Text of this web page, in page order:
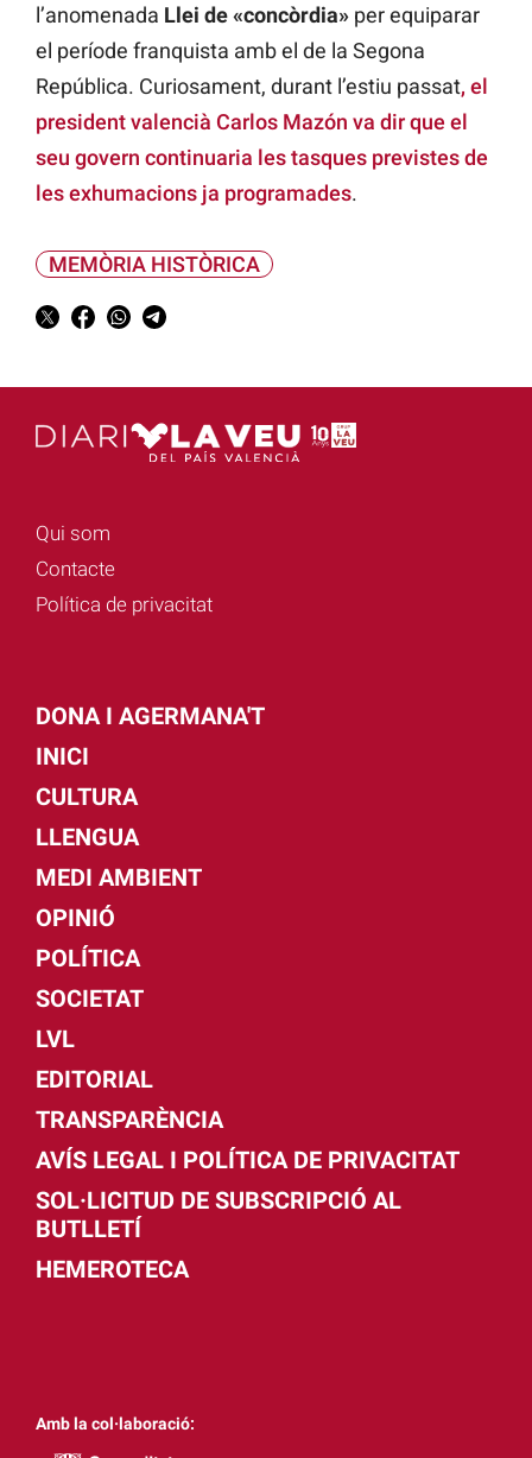
l’anomenada Llei de «concòrdia» per equiparar
el període franquista amb el de la Segona
República. Curiosament, durant l’estiu passat, el
president valencià Carlos Mazón va dir que el
seu govern continuaria les tasques previstes de
les exhumacions ja programades.
MEMÒRIA HISTÒRICA
Qui som
Contacte
Política de privacitat
DONA I AGERMANA'T
INICI
CULTURA
LLENGUA
MEDI AMBIENT
OPINIÓ
POLÍTICA
SOCIETAT
LVL
EDITORIAL
TRANSPARÈNCIA
AVÍS LEGAL I POLÍTICA DE PRIVACITAT
SOL·LICITUD DE SUBSCRIPCIÓ AL
BUTLLETÍ
HEMEROTECA
Amb la col·laboració: